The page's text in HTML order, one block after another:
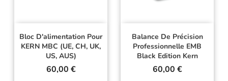
Bloc D'alimentation Pour
KERN MBC (UE, CH, UK,
US, AUS)
Prix
60,00 €
Balance De Précision
Professionnelle EMB
Black Edition Kern
Prix
60,00 €